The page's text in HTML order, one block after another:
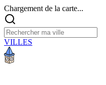
Chargement de la carte...
VILLES